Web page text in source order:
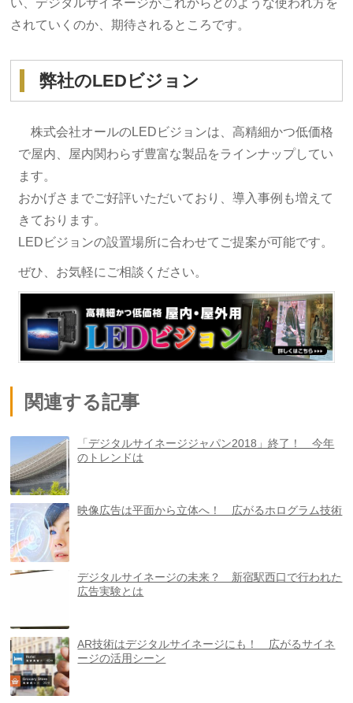
されていくのか、期待されるところです。
弊社のLEDビジョン
株式会社オールのLEDビジョンは、高精細かつ低価格
で屋内、屋内関わらず豊富な製品をラインナップしてい
ます。
おかげさまでご好評いただいており、導入事例も増えて
きております。
LEDビジョンの設置場所に合わせてご提案が可能です。
ぜひ、お気軽にご相談ください。
関連する記事
「デジタルサイネージジャパン2018」終了！ 今年
のトレンドは
映像広告は平面から立体へ！ 広がるホログラム技術
デジタルサイネージの未来？ 新宿駅西口で行われた
広告実験とは
AR技術はデジタルサイネージにも！ 広がるサイネ
ージの活用シーン